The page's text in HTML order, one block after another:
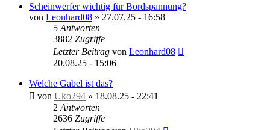
Scheinwerfer wichtig für Bordspannung?
von Leonhard08 » 27.07.25 - 16:58
5 Antworten
3882 Zugriffe
Letzter Beitrag von Leonhard08
20.08.25 - 15:06
Welche Gabel ist das?
von Uko294 » 18.08.25 - 22:41
2 Antworten
2636 Zugriffe